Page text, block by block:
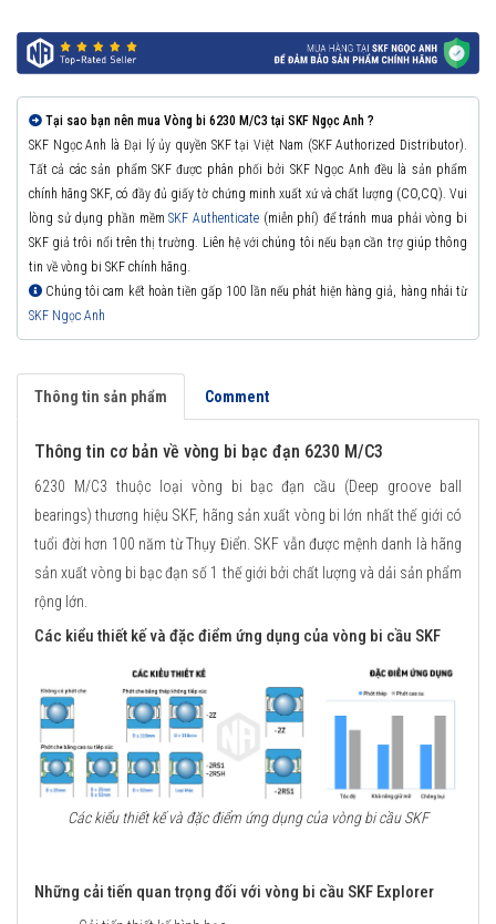
Tại sao bạn nên mua Vòng bi 6230 M/C3 tại SKF Ngọc Anh ?
SKF Ngọc Anh là Đại lý ủy quyền SKF tại Việt Nam (SKF Authorized Distributor).
Tất cả các sản phẩm SKF được phân phối bởi SKF Ngọc Anh đều là sản phẩm
chính hãng SKF, có đầy đủ giấy tờ chứng minh xuất xứ và chất lượng (CO,CQ). Vui
lòng sử dụng phần mềmSKF Authenticate(miễn phí) để tránh mua phải vòng bi
SKF giả trôi nổi trên thị trường. Liên hệ với chúng tôi nếu bạn cần trợ giúp thông
tin về vòng bi SKF chính hãng.
Chúng tôi cam kết hoàn tiền gấp 100 lần nếu phát hiện hàng giả, hàng nhái từ
SKF Ngọc Anh
Thông tin sản phẩm Comment
Thông tin cơ bản về vòng bi bạc đạn 6230 M/C3
6230 M/C3 thuộc loại vòng bi bạc đạn cầu (Deep groove ball
bearings) thương hiệu SKF, hãng sản xuất vòng bi lớn nhất thế giới có
tuổi đời hơn 100 năm từ Thụy Điển. SKF vẫn được mệnh danh là hãng
sản xuất vòng bi bạc đạn số 1 thế giới bởi chất lượng và dải sản phẩm
rộng lớn.
Các kiểu thiết kế và đặc điểm ứng dụng của vòng bi cầu SKF
Các kiểu thiết kế và đặc điểm ứng dụng của vòng bi cầu SKF
Những cải tiến quan trọng đối với vòng bi cầu SKF Explorer